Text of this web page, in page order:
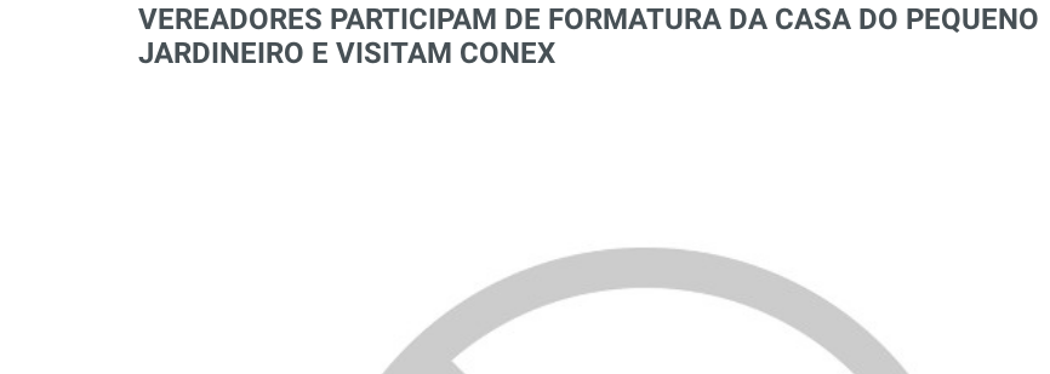
VEREADORES PARTICIPAM DE FORMATURA DA CASA DO PEQUENO
JARDINEIRO E VISITAM CONEX